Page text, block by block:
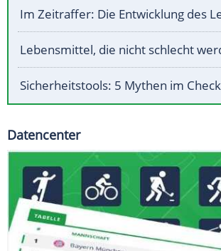
Im Zeitraffer: Die Entwicklung des
Lebensmittel, die nicht schlecht
Sicherheitstools: 5 Mythen im Check
Datencenter